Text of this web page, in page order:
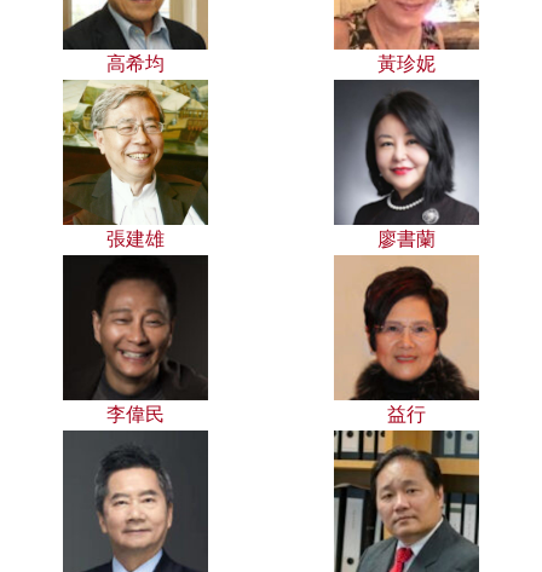
高希均 黃珍妮
張建雄 廖書蘭
李偉民 益行